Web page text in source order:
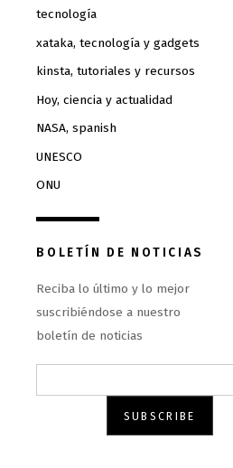
tecnología
xataka, tecnología y gadgets
kinsta, tutoriales y recursos
Hoy, ciencia y actualidad
NASA, spanish
UNESCO
ONU
BOLETÍN DE NOTICIAS
Reciba lo último y lo mejor
suscribiéndose a nuestro
boletín de noticias